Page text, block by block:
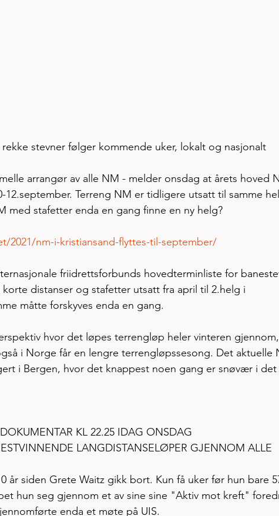
stevner følger kommende uker, lokalt og nasjonalt
arrangør av alle NM - melder onsdag at årets hoved
Terreng NM er tidligere utsatt til samme
med stafetter enda en gang finne en ny helg?
2021/nm-i-kristiansand-flyttes-til-september/
friidrettsforbunds hovedterminliste for
distanser og stafetter utsatt fra april til 2.helg i
måtte forskyves enda en gang.
hvor det løpes terrengløp heler vinteren
i Norge får en lengre terrengløpssesong. Det aktuelle
i Bergen, hvor det knappest noen gang er snøvær i det
KL 22.25 IDAG ONSDAG
LANGDISTANSELØPER GJENNOM ALLE
år siden Grete Waitz gikk bort. Kun få uker før hun bare
hun seg gjennom et av sine sine "Aktiv mot kreft"
enda et møte på UIS.